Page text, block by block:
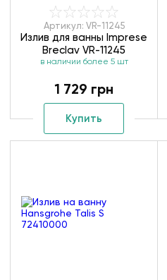
Артикул: VR-11245
Излив для ванны Imprese
Breclav VR-11245
в наличии более 5 шт
1 729 грн
Купить